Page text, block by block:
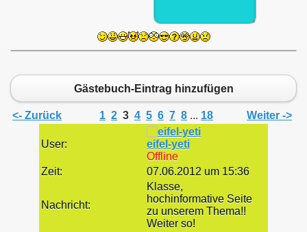
Gästebuch-Eintrag hinzufügen
<- Zurück 1 2 3 4 5 6 7 8 ... 18 Weiter ->
User:
eifel-yeti
Offline
Zeit:
07.06.2012 um 15:36
Nachricht:
Klasse,
hochinformative Seite
zu unserem Thema!!
Weiter so!